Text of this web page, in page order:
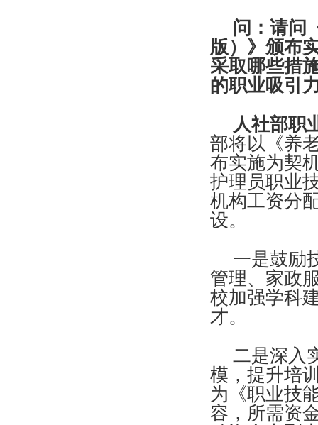
问：请问
版）》颁布
采取哪些措
的职业吸引
人社部职
部将以《养
布实施为契
护理员职业
机构工资分
设。
一是鼓励
管理、家政
校加强学科
才。
二是深入
模，提升培
为《职业技
容，所需资